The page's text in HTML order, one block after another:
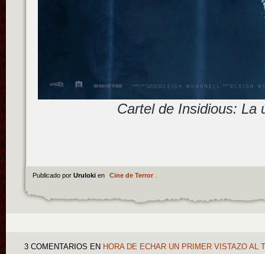
Cartel de Insidious: La
Publicado por Uruloki en Cine de Terror.
3 COMENTARIOS EN HORA DE ECHAR UN PRIMER VISTAZO AL